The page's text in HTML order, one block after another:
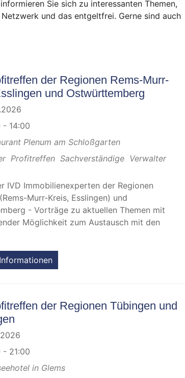
Sie sich zu interessanten Themen,
und das entgeltfrei. Gerne sind auch
der Regionen Rems-Murr-
und Ostwürttemberg
- 14:00
Plenum am Schloßgarten
Profitreffen Sachverständige Verwalter
IVD Immobilienexperten der Regionen
Murr-Kreis, Esslingen) und
- Vorträge zu aktuellen Themen mit
Möglichkeit zum Austausch mit den
der Regionen Tübingen und
- 21:00
in Glems